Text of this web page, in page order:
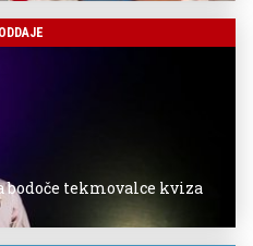
bodoče tekmovalce kviza